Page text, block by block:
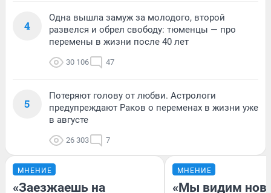
4
Одна вышла замуж за молодого, второй
развелся и обрел свободу: тюменцы — про
перемены в жизни после 40 лет
30 106 47
5
Потеряют голову от любви. Астрологи
предупреждают Раков о переменах в жизни уже
в августе
26 303 7
МНЕНИЕ
«Заезжаешь на
МНЕНИЕ
«Мы видим